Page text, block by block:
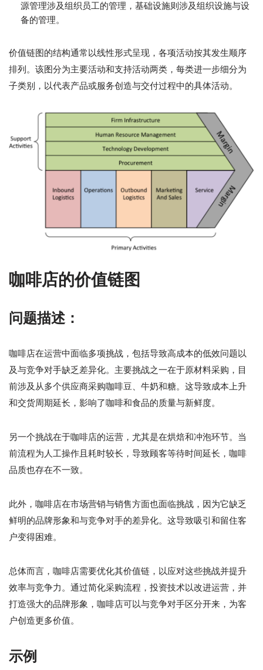
源管理涉及组织员工的管理，基础设施则涉及组织设施与设
备的管理。
价值链图的结构通常以线性形式呈现，各项活动按其发生顺序
排列。该图分为主要活动和支持活动两类，每类进一步细分为
子类别，以代表产品或服务创造与交付过程中的具体活动。
咖啡店的价值链图
问题描述：
咖啡店在运营中面临多项挑战，包括导致高成本的低效问题以
及与竞争对手缺乏差异化。主要挑战之一在于原材料采购，目
前涉及从多个供应商采购咖啡豆、牛奶和糖。这导致成本上升
和交货周期延长，影响了咖啡和食品的质量与新鲜度。
另一个挑战在于咖啡店的运营，尤其是在烘焙和冲泡环节。当
前流程为人工操作且耗时较长，导致顾客等待时间延长，咖啡
品质也存在不一致。
此外，咖啡店在市场营销与销售方面也面临挑战，因为它缺乏
鲜明的品牌形象和与竞争对手的差异化。这导致吸引和留住客
户变得困难。
总体而言，咖啡店需要优化其价值链，以应对这些挑战并提升
效率与竞争力。通过简化采购流程，投资技术以改进运营，并
打造强大的品牌形象，咖啡店可以与竞争对手区分开来，为客
户创造更多价值。
示例